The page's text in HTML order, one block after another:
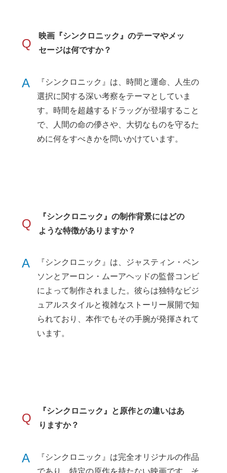
Q
映画『シンクロニック』のテーマやメッ
セージは何ですか？
A
『シンクロニック』は、時間と運命、人生の
選択に関する深い考察をテーマとしていま
す。時間を超越するドラッグが登場すること
で、人間の命の儚さや、大切なものを守るた
めに何をすべきかを問いかけています。
Q
『シンクロニック』の制作背景にはどの
ような特徴がありますか？
A
『シンクロニック』は、ジャスティン・ベン
ソンとアーロン・ムーアヘッドの監督コンビ
によって制作されました。彼らは独特なビジ
ュアルスタイルと複雑なストーリー展開で知
られており、本作でもその手腕が発揮されて
います。
Q
『シンクロニック』と原作との違いはあ
りますか？
A
『シンクロニック』は完全オリジナルの作品
であり、特定の原作を持たない映画です。そ